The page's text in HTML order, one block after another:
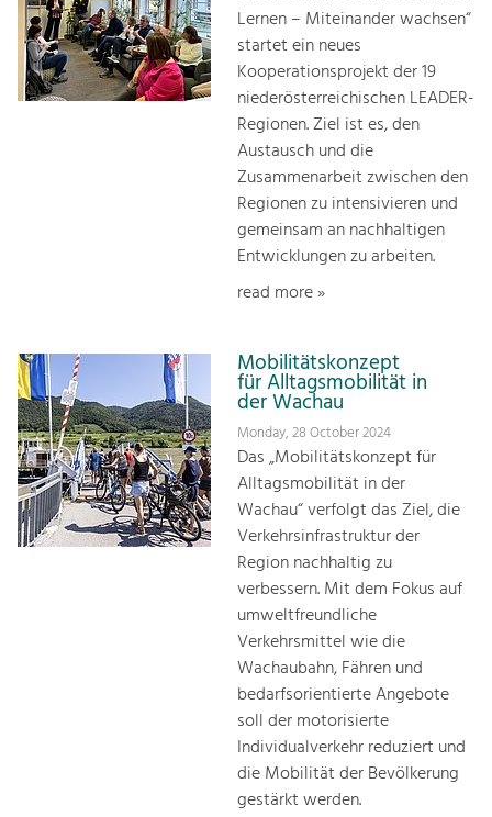
Lernen – Miteinander wachsen“
startet ein neues
Kooperationsprojekt der 19
niederösterreichischen LEADER-
Regionen. Ziel ist es, den
Austausch und die
Zusammenarbeit zwischen den
Regionen zu intensivieren und
gemeinsam an nachhaltigen
Entwicklungen zu arbeiten.
read more »
Mobilitätskonzept
für Alltagsmobilität in
der Wachau
Monday, 28 October 2024
Das „Mobilitätskonzept für
Alltagsmobilität in der
Wachau“ verfolgt das Ziel, die
Verkehrsinfrastruktur der
Region nachhaltig zu
verbessern. Mit dem Fokus auf
umweltfreundliche
Verkehrsmittel wie die
Wachaubahn, Fähren und
bedarfsorientierte Angebote
soll der motorisierte
Individualverkehr reduziert und
die Mobilität der Bevölkerung
gestärkt werden.